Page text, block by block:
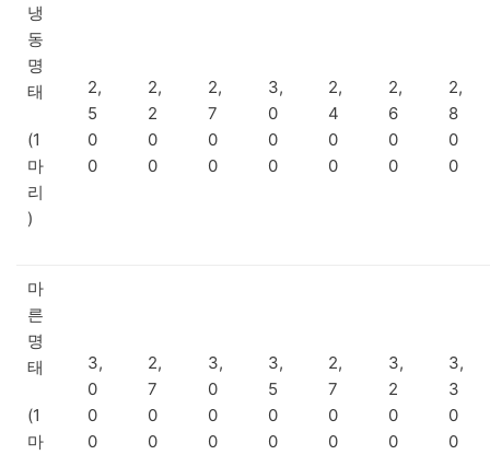
냉
동
명
태
(1
마
리
)
2,
5
0
0
2,
2
0
0
2,
7
0
0
3,
0
0
0
2,
4
0
0
2,
6
0
0
2,
8
0
0
마
른
명
태
(1
마
3,
0
0
0
2,
7
0
0
3,
0
0
0
3,
5
0
0
2,
7
0
0
3,
2
0
0
3,
3
0
0